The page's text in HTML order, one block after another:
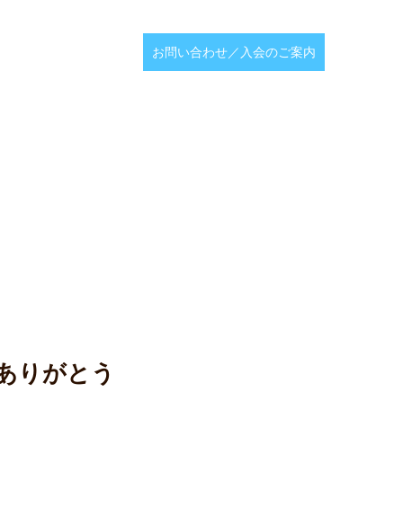
お問い合わせ／入会のご案内
りがとう